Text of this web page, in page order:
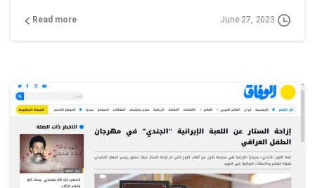
June 27, 2023
Read more